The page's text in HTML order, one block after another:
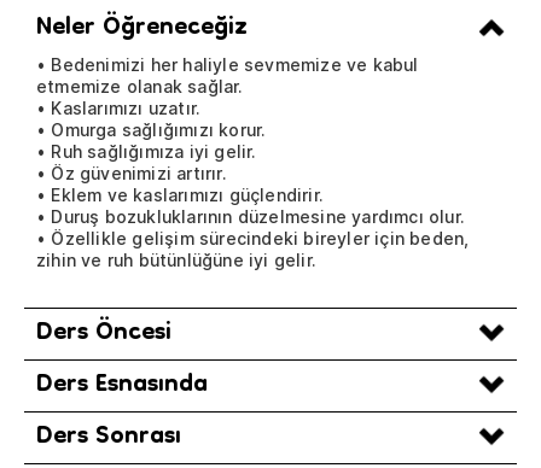
Neler Öğreneceğiz
• Bedenimizi her haliyle sevmemize ve kabul
etmemize olanak sağlar.
• Kaslarımızı uzatır.
• Omurga sağlığımızı korur.
• Ruh sağlığımıza iyi gelir.
• Öz güvenimizi artırır.
• Eklem ve kaslarımızı güçlendirir.
• Duruş bozukluklarının düzelmesine yardımcı olur.
• Özellikle gelişim sürecindeki bireyler için beden,
zihin ve ruh bütünlüğüne iyi gelir.
Ders Öncesi
Ders Esnasında
Ders Sonrası